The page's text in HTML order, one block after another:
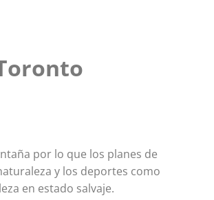
por lo que los planes de
y los deportes como
en estado salvaje.